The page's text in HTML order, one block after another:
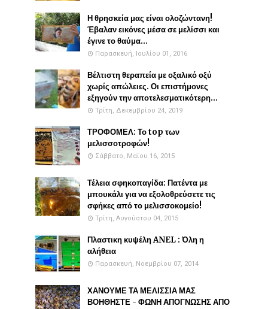
Η θρησκεία μας είναι ολοζώντανη!
Έβαλαν εικόνες μέσα σε μελίσσι και
έγινε το θαύμα...
Παρασκευή, Ιουλίου 01, 2016
Βέλτιστη θεραπεία με οξαλικό οξύ
χωρίς απώλειες. Οι επιστήμονες
εξηγούν την αποτελεσματικότερη...
Τρίτη, Δεκεμβρίου 24, 2019
ΤΡΟΦΟΜΕΛ: Το top των
μελισσοτροφών!
Σάββατο, Μαΐου 16, 2015
Τέλεια σφηκοπαγίδα: Πατέντα με
μπουκάλι για να εξολοθρεύσετε τις
σφήκες από το μελισσοκομείο!
Τρίτη, Αυγούστου 04, 2015
Πλαστικη κυψέλη ANEL : Όλη η
αλήθεια
Παρασκευή, Νοεμβρίου 07, 2014
ΧΑΝΟΥΜΕ ΤΑ ΜΕΛΙΣΣΙΑ ΜΑΣ
ΒΟΗΘΗΣΤΕ - ΦΩΝΗ ΑΠΟΓΝΩΣΗΣ ΑΠΟ